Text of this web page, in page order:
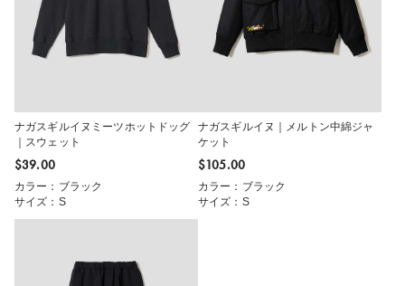
ナガスギルイヌミーツホットドッグ
｜スウェット
$‌39.00
カラー：ブラック
サイズ：S
ナガスギルイヌ｜メルトン中綿ジャ
ケット
$‌105.00
カラー：ブラック
サイズ：S